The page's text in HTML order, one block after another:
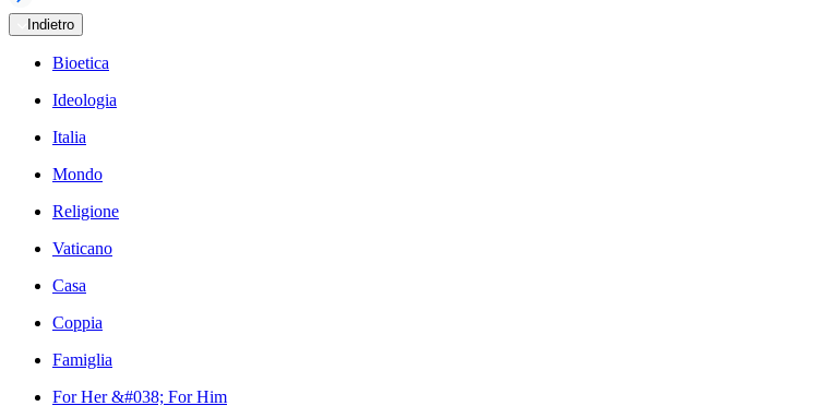
Indietro
Bioetica
Ideologia
Italia
Mondo
Religione
Vaticano
Casa
Coppia
Famiglia
For Her &#038; For Him